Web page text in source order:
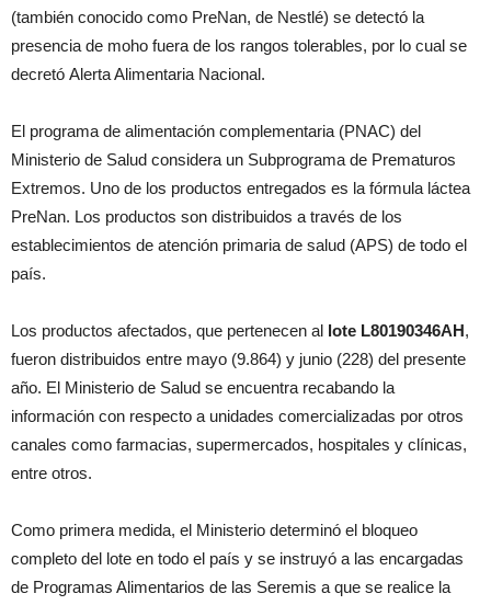
(también conocido como PreNan, de Nestlé) se detectó la
presencia de moho fuera de los rangos tolerables, por lo cual se
decretó Alerta Alimentaria Nacional.
El programa de alimentación complementaria (PNAC) del
Ministerio de Salud considera un Subprograma de Prematuros
Extremos. Uno de los productos entregados es la fórmula láctea
PreNan. Los productos son distribuidos a través de los
establecimientos de atención primaria de salud (APS) de todo el
país.
Los productos afectados, que pertenecen al lote L80190346AH,
fueron distribuidos entre mayo (9.864) y junio (228) del presente
año. El Ministerio de Salud se encuentra recabando la
información con respecto a unidades comercializadas por otros
canales como farmacias, supermercados, hospitales y clínicas,
entre otros.
Como primera medida, el Ministerio determinó el bloqueo
completo del lote en todo el país y se instruyó a las encargadas
de Programas Alimentarios de las Seremis a que se realice la